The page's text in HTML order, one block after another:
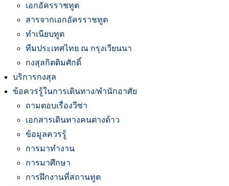
เอกอัครราชทูต
สารจากเอกอัครราชทูต
ทำเนียบทูต
ทีมประเทศไทย ณ กรุงเวียนนา
กงสุลกิตติมศักดิ์
บริการกงสุล
ข้อควรรู้ในการเดินทาง/พำนักอาศัย
ถามตอบเรื่องวีซ่า
เอกสารเดินทางคนต่างด้าว
ข้อมูลควรรู้
การมาทำงาน
การมาศึกษา
การฝึกงานที่สถานทูต